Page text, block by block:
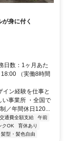
身に付く
日数：1ヶ月あた
（実働8時間
ン経験を仕事と
い事業所 ・全国で
／年間休日120...
交通費全額支給
午前
クOK
育休あり
髪型・髪色自由